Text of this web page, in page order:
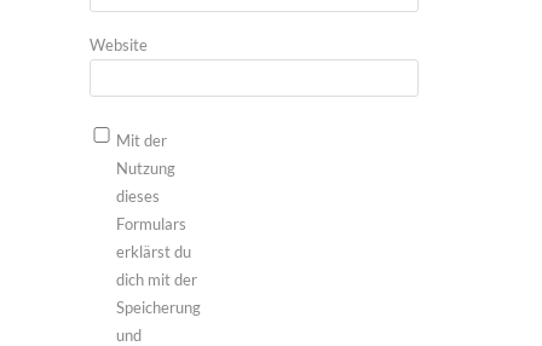
Website
Mit der
Nutzung
dieses
Formulars
erklärst du
dich mit der
Speicherung
und